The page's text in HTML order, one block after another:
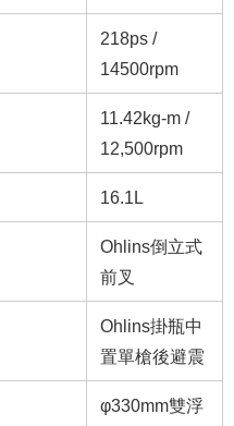
218ps /
14500rpm
11.42kg-m /
12,500rpm
16.1L
Ohlins倒立式
前叉
Ohlins掛瓶中
置單槍後避震
φ330mm雙浮